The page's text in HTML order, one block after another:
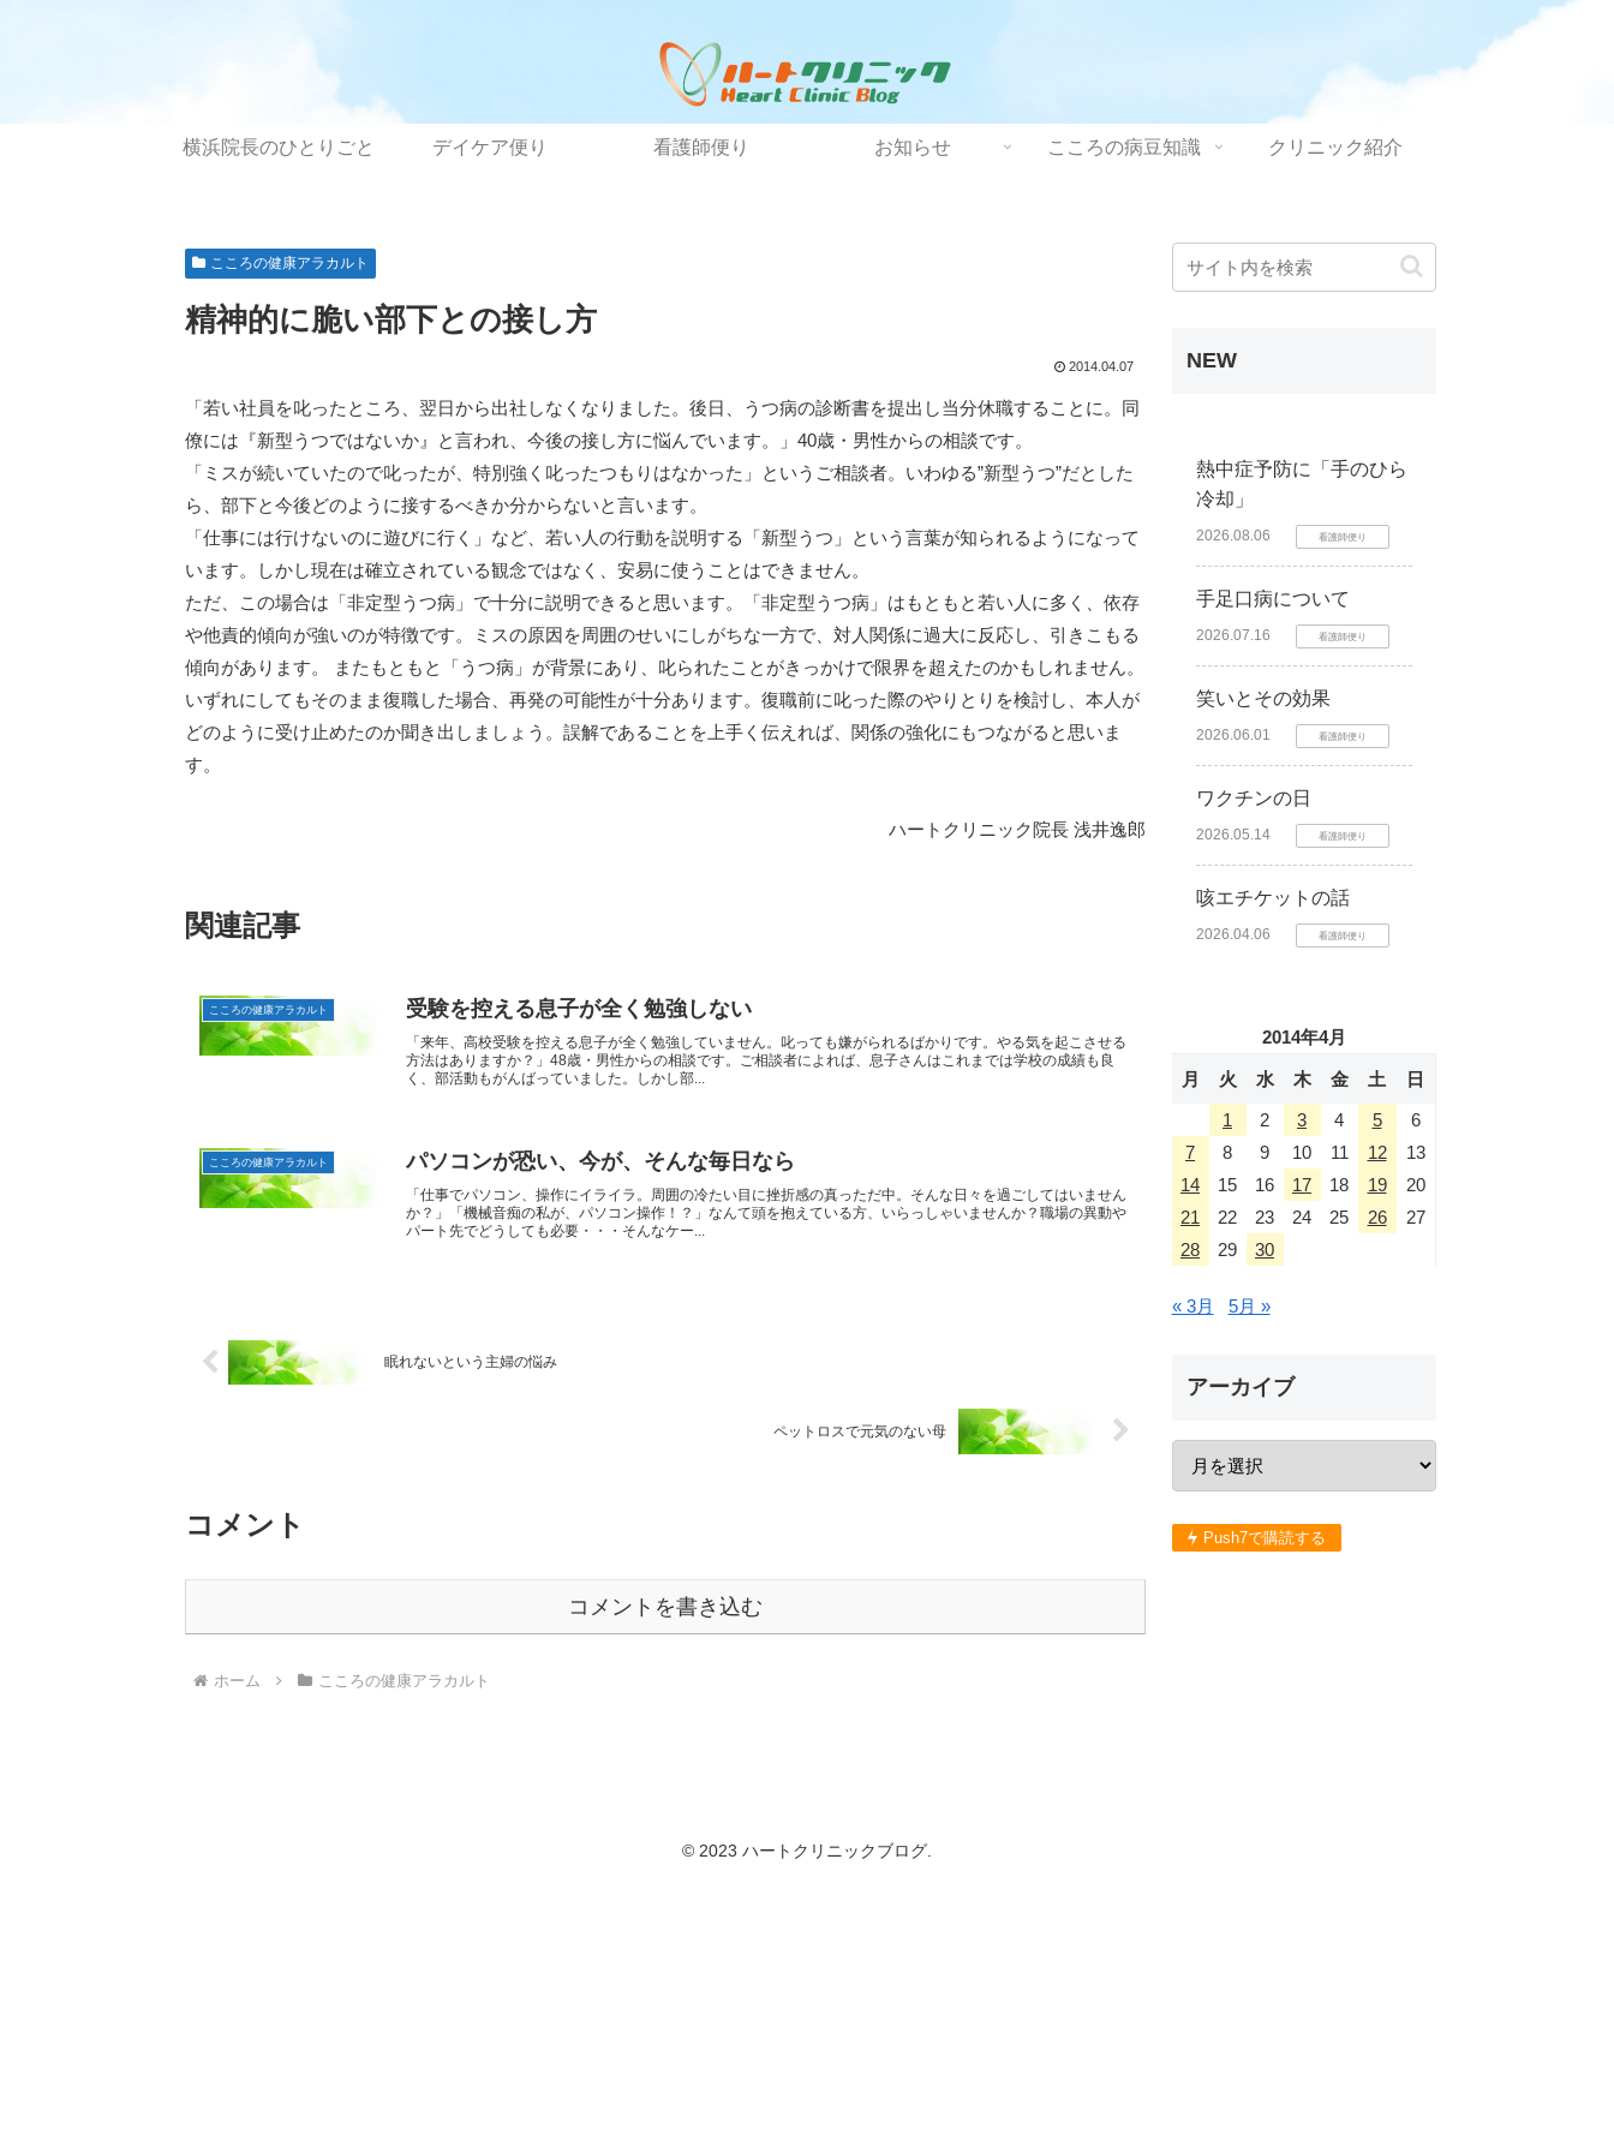
横浜院長のひとりごと デイケア便り 看護師便り お知らせ こころの病豆知識 クリニック紹介
こころの健康アラカルト
精神的に脆い部下との接し方
2014.04.07
「若い社員を叱ったところ、翌日から出社しなくなりました。後日、うつ病の診断書を提出し当分休職することに。同
僚には『新型うつではないか』と言われ、今後の接し方に悩んでいます。」40歳・男性からの相談です。
「ミスが続いていたので叱ったが、特別強く叱ったつもりはなかった」というご相談者。いわゆる”新型うつ”だとした
ら、部下と今後どのように接するべきか分からないと言います。
「仕事には行けないのに遊びに行く」など、若い人の行動を説明する「新型うつ」という言葉が知られるようになって
います。しかし現在は確立されている観念ではなく、安易に使うことはできません。
ただ、この場合は「非定型うつ病」で十分に説明できると思います。「非定型うつ病」はもともと若い人に多く、依存
や他責的傾向が強いのが特徴です。ミスの原因を周囲のせいにしがちな一方で、対人関係に過大に反応し、引きこもる
傾向があります。 またもともと「うつ病」が背景にあり、叱られたことがきっかけで限界を超えたのかもしれません。
いずれにしてもそのまま復職した場合、再発の可能性が十分あります。復職前に叱った際のやりとりを検討し、本人が
どのように受け止めたのか聞き出しましょう。誤解であることを上手く伝えれば、関係の強化にもつながると思いま
す。
ハートクリニック院長 浅井逸郎
関連記事
こころの健康アラカルト 受験を控える息子が全く勉強しない
「来年、高校受験を控える息子が全く勉強していません。叱っても嫌がられるばかりです。やる気を起こさせる
方法はありますか？」48歳・男性からの相談です。ご相談者によれば、息子さんはこれまでは学校の成績も良
く、部活動もがんばっていました。しかし部...
こころの健康アラカルト パソコンが恐い、今が、そんな毎日なら
「仕事でパソコン、操作にイライラ。周囲の冷たい目に挫折感の真っただ中。そんな日々を過ごしてはいません
か？」「機械音痴の私が、パソコン操作！？」なんて頭を抱えている方、いらっしゃいませんか？職場の異動や
パート先でどうしても必要・・・そんなケー...
眠れないという主婦の悩み
ペットロスで元気のない母
コメント
コメントを書き込む
ホーム こころの健康アラカルト
NEW
熱中症予防に「手のひら
冷却」
2026.08.06 看護師便り
手足口病について
2026.07.16 看護師便り
笑いとその効果
2026.06.01 看護師便り
ワクチンの日
2026.05.14 看護師便り
咳エチケットの話
2026.04.06 看護師便り
2014年4月
月 火 水 木 金 土
日
1
2 3 4 5
6
7
8 9 10 11 12
13
14
15 16 17 18 19
20
21
22 23 24 25 26
27
28
29 30
« 3月 5月 »
アーカイブ
Push7で購読する
© 2023 ハートクリニックブログ.